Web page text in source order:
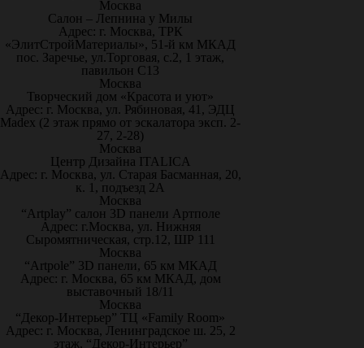
Москва
Салон – Лепнина у Милы
Адрес: г. Москва, ТРК
«ЭлитСтройМатериалы», 51-й км МКАД
пос. Заречье, ул.Торговая, с.2, 1 этаж,
павильон С13
Москва
Творческий дом «Красота и уют»
Адрес: г. Москва, ул. Рябиновая, 41, ЭДЦ
Madex (2 этаж прямо от эскалатора эксп. 2-
27, 2-28)
Москва
Центр Дизайна ITALICA
Адрес: г. Москва, ул. Старая Басманная, 20,
к. 1, подъезд 2А
Москва
“Artplay” салон 3D панели Артполе
Адрес: г.Москва, ул. Нижняя
Сыромятническая, стр.12, ШР 111
Москва
“Artpole” 3D панели, 65 км МКАД
Адрес: г. Москва, 65 км МКАД, дом
выставочный 18/11
Москва
“Декор-Интерьер” ТЦ «Family Room»
Адрес: г. Москва, Ленинградское ш. 25, 2
этаж, “Декор-Интерьер”